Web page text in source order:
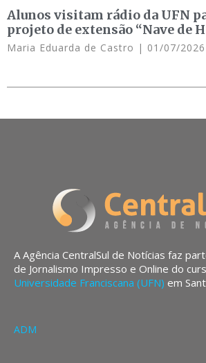
Alunos visitam rádio da UFN
projeto de extensão “Nave de
Maria Eduarda de Castro 01/07/2026
A Agência CentralSul de Notícias faz
de Jornalismo Impresso e Online do
Universidade Franciscana (UFN) em
ADM